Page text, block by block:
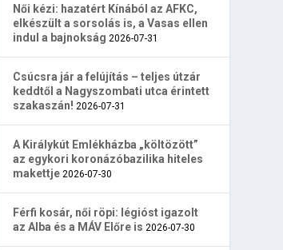
Női kézi: hazatért Kínából az AFKC,
elkészült a sorsolás is, a Vasas ellen
indul a bajnokság 2026-07-31
Csúcsra jár a felújítás – teljes útzár
keddtől a Nagyszombati utca érintett
szakaszán! 2026-07-31
A Királykút Emlékházba „költözött”
az egykori koronázóbazilika hiteles
makettje 2026-07-30
Férfi kosár, női röpi: légióst igazolt
az Alba és a MÁV Előre is 2026-07-30